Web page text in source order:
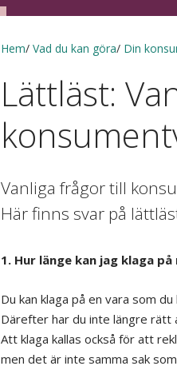
Hem Vad du kan göra Din
Lättläst:
Vanliga frågor till
Här finns svar på
1. Hur länge kan jag klaga
Du kan klaga på en vara som
Därefter har du inte längre rätt
Att klaga kallas också för att
men det är inte samma sak